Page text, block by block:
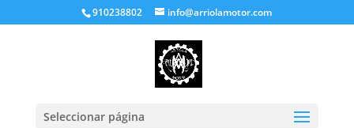
910238802 info@arriolamotor.com
Seleccionar página